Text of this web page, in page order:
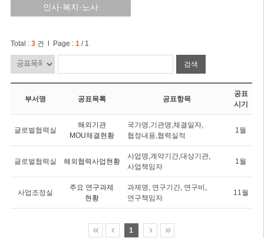
인사·복지·노사
Total : 3건 l Page : 1/ 1
검색
부서명 공표목록 공표항목
공표
시기
글로벌협력실
해외기관
MOU체결현황
국가명,기관명,체결일자,
협정내용,협력실적
1월
글로벌협력실 해외협력사업현황
사업명,계약기간,대상기관,
사업책임자
1월
사업조정실
주요 연구과제
현황
과제명, 연구기간, 연구비,
연구책임자
11월
1